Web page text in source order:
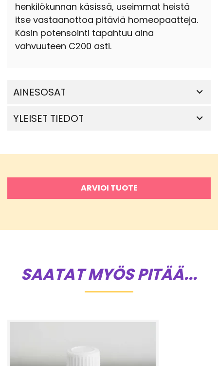
henkilökunnan käsissä, useimmat heistä
itse vastaanottoa pitäviä homeopaatteja.
Käsin potensointi tapahtuu aina
vahvuuteen C200 asti.
AINESOSAT
YLEISET TIEDOT
ARVIOI TUOTE
SAATAT MYÖS PITÄÄ...